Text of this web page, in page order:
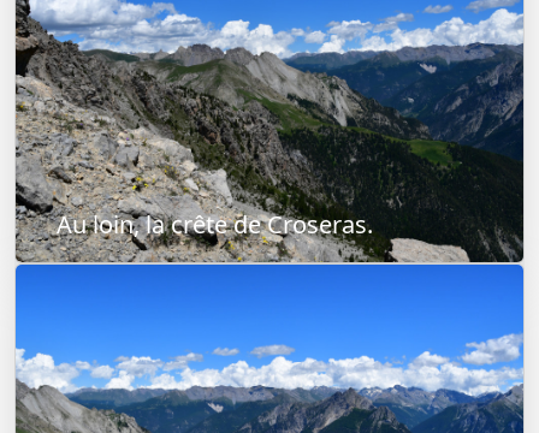
Au loin, la crête de Croseras.